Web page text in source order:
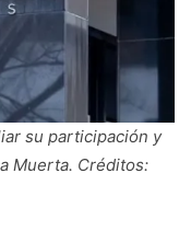
su participación y
Muerta. Créditos: